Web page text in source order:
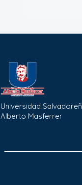
Universidad
Alberto Masferrer